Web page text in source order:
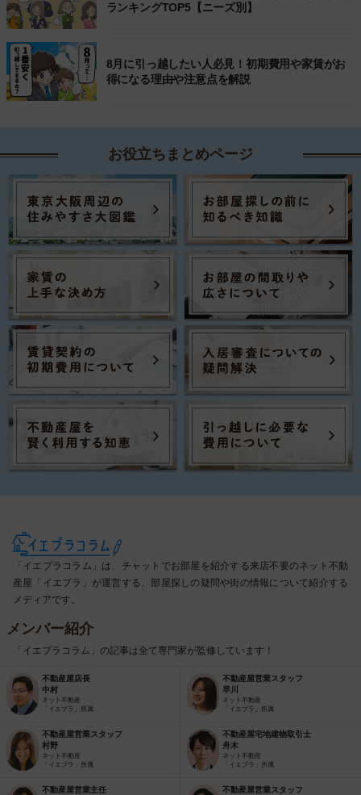
ランキングTOP5【ニーズ別】
8月に引っ越したい人必見！初期費用や家賃がお
得になる理由や注意点を解説
お役立ちまとめページ
「イエプラコラム」は、チャットでお部屋を紹介する来店不要のネット不動
産屋「イエプラ」が運営する、部屋探しの疑問や街の情報について紹介する
メディアです。
メンバー紹介
「イエプラコラム」の記事は全て専門家が監修しています！
不動産屋店長
中村
ネット不動産
「イエプラ」所属
不動産屋営業スタッフ
早川
ネット不動産
「イエプラ」所属
不動産屋営業スタッフ
村野
ネット不動産
「イエプラ」所属
不動産屋宅地建物取引士
舟木
ネット不動産
「イエプラ」所属
不動産屋営業主任
不動産屋営業スタッフ